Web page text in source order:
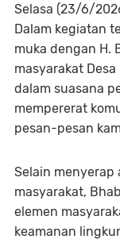
Selasa (23/6/
Dalam kegiatan
muka dengan H.
masyarakat
dalam suasana
mempererat
pesan-pesan
Selain menyerap
masyarakat,
elemen
keamanan